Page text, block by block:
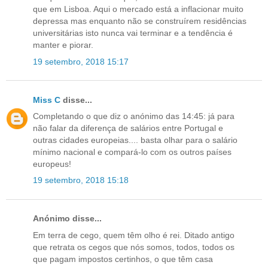
que em Lisboa. Aqui o mercado está a inflacionar muito
depressa mas enquanto não se construírem residências
universitárias isto nunca vai terminar e a tendência é
manter e piorar.
19 setembro, 2018 15:17
Miss C disse...
Completando o que diz o anónimo das 14:45: já para
não falar da diferença de salários entre Portugal e
outras cidades europeias.... basta olhar para o salário
mínimo nacional e compará-lo com os outros países
europeus!
19 setembro, 2018 15:18
Anónimo disse...
Em terra de cego, quem têm olho é rei. Ditado antigo
que retrata os cegos que nós somos, todos, todos os
que pagam impostos certinhos, o que têm casa